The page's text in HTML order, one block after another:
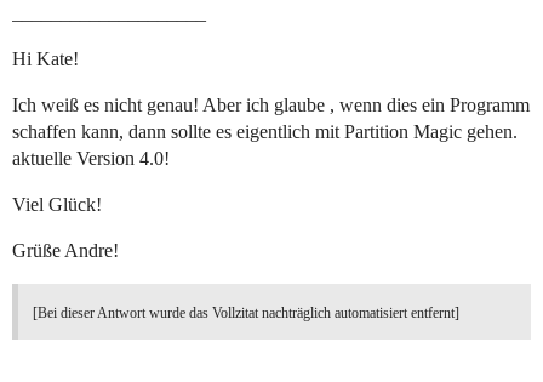
Hi Kate!
Ich weiß es nicht genau! Aber ich glaube , wenn dies ein Programm
schaffen kann, dann sollte es eigentlich mit Partition Magic gehen.
aktuelle Version 4.0!
Viel Glück!
Grüße Andre!
[Bei dieser Antwort wurde das Vollzitat nachträglich automatisiert entfernt]